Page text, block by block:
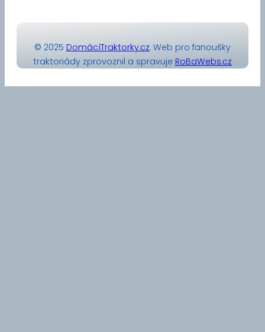
© 2025 DomácíTraktorky.cz. Web pro fanoušky
traktoriády zprovoznil a spravuje RoBaWebs.cz